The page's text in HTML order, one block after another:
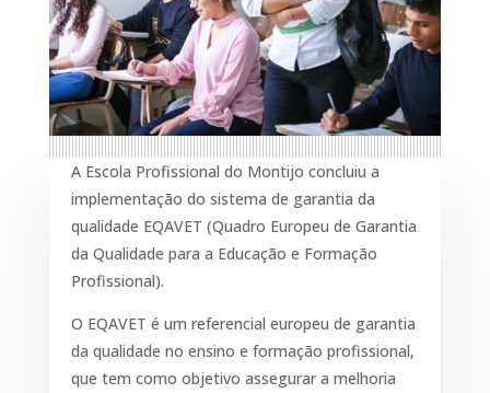
A Escola Profissional do Montijo concluiu a
implementação do sistema de garantia da
qualidade EQAVET (Quadro Europeu de Garantia
da Qualidade para a Educação e Formação
Profissional).
O EQAVET é um referencial europeu de garantia
da qualidade no ensino e formação profissional,
que tem como objetivo assegurar a melhoria